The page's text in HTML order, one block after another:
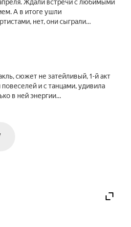
Ждали встречи с любимыми
А в итоге ушли
нет, они сыграли…
сюжет не затейливый, 1-й акт
и с танцами, удивила
в ней энергии…